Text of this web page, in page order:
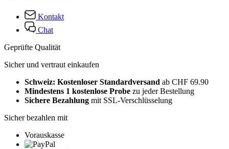
Kontakt
Chat
Geprüfte Qualität
Sicher und vertraut einkaufen
Schweiz: Kostenloser Standardversand ab CHF 69.90
Mindestens 1 kostenlose Probe zu jeder Bestellung
Sichere Bezahlung mit SSL-Verschlüsselung
Sicher bezahlen mit
Vorauskasse